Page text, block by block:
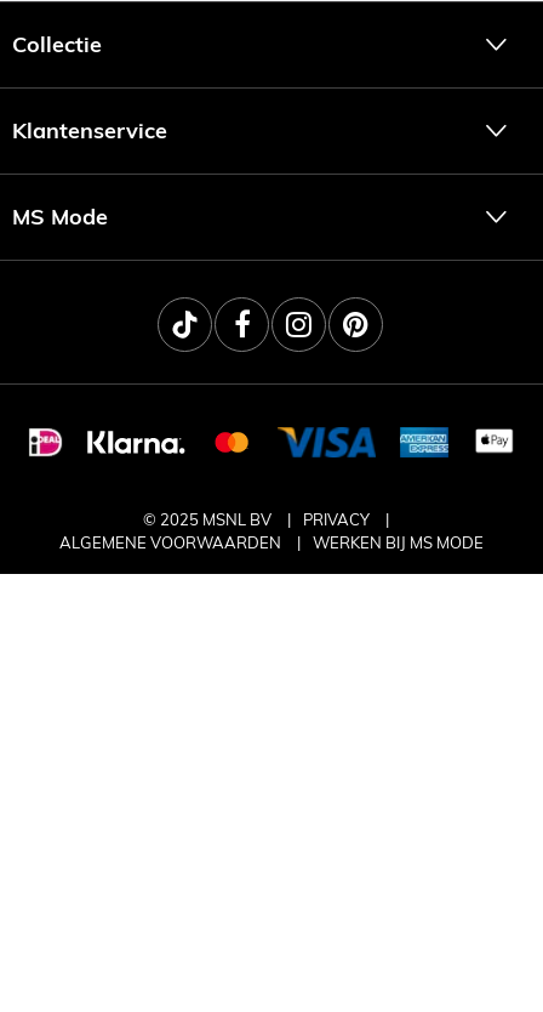
Collectie
Klantenservice
MS Mode
© 2025 MSNL BV
PRIVACY
ALGEMENE VOORWAARDEN
WERKEN BIJ MS MODE